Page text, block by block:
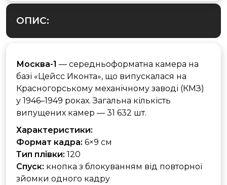
ОПИС:
Москва-1 — середньоформатна камера на
базі «Цейсс Иконта», що випускалася на
Красногорському механічному заводі (КМЗ)
у 1946–1949 роках. Загальна кількість
випущених камер — 31 632 шт.
Характеристики:
Формат кадра: 6×9 см
Тип плівки: 120
Спуск: кнопка з блокуванням від повторної
зйомки одного кадру